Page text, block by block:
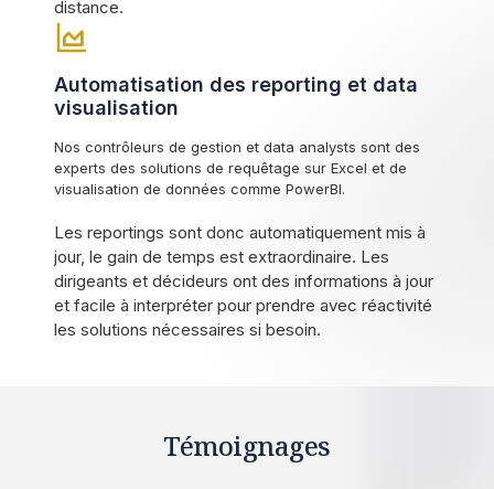
distance.
Automatisation des reporting et data
visualisation
Nos contrôleurs de gestion et data analysts sont des
experts des solutions de requêtage sur Excel et de
visualisation de données comme PowerBI.
Les reportings sont donc automatiquement mis à
jour, le gain de temps est extraordinaire. Les
dirigeants et décideurs ont des informations à jour
et facile à interpréter pour prendre avec réactivité
les solutions nécessaires si besoin.
Témoignages